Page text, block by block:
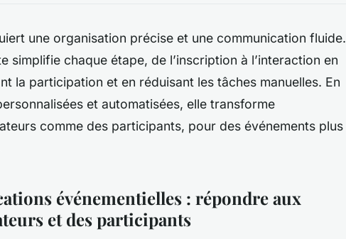
une organisation précise et une communication fluide.
simplifie chaque étape, de l’inscription à l’interaction en
la participation et en réduisant les tâches manuelles. En
et automatisées, elle transforme
comme des participants, pour des événements plus
événementielles : répondre aux
et des participants